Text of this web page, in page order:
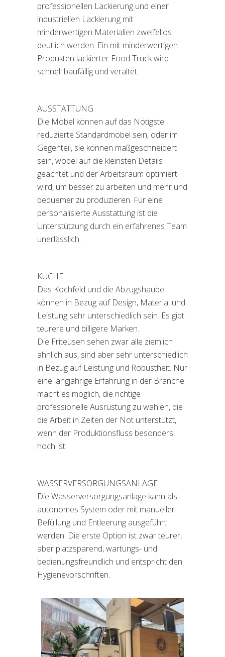
professionellen Lackierung und einer
industriellen Lackierung mit
minderwertigen Materialien zweifellos
deutlich werden: Ein mit minderwertigen
Produkten lackierter Food Truck wird
schnell baufällig und veraltet.
AUSSTATTUNG
Die Möbel können auf das Nötigste
reduzierte Standardmöbel sein, oder im
Gegenteil, sie können maßgeschneidert
sein, wobei auf die kleinsten Details
geachtet und der Arbeitsraum optimiert
wird, um besser zu arbeiten und mehr und
bequemer zu produzieren. Für eine
personalisierte Ausstattung ist die
Unterstützung durch ein erfahrenes Team
unerlässlich.
KÜCHE
Das Kochfeld und die Abzugshaube
können in Bezug auf Design, Material und
Leistung sehr unterschiedlich sein. Es gibt
teurere und billigere Marken.
Die Friteusen sehen zwar alle ziemlich
ähnlich aus, sind aber sehr unterschiedlich
in Bezug auf Leistung und Robustheit. Nur
eine langjährige Erfahrung in der Branche
macht es möglich, die richtige
professionelle Ausrüstung zu wählen, die
die Arbeit in Zeiten der Not unterstützt,
wenn der Produktionsfluss besonders
hoch ist.
WASSERVERSORGUNGSANLAGE
Die Wasserversorgungsanlage kann als
autonomes System oder mit manueller
Befüllung und Entleerung ausgeführt
werden. Die erste Option ist zwar teurer,
aber platzsparend, wartungs- und
bedienungsfreundlich und entspricht den
Hygienevorschriften.